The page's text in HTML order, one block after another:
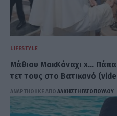
LIFESTYLE
Μάθιου ΜακΚόναχι x…
τετ τους στο Βατικανό
ΑΝΑΡΤΗΘΗΚΕ ΑΠΟ ΆΛΚΗΣΤΗ ΓΑΤΟΠΟΎΛΟΥ